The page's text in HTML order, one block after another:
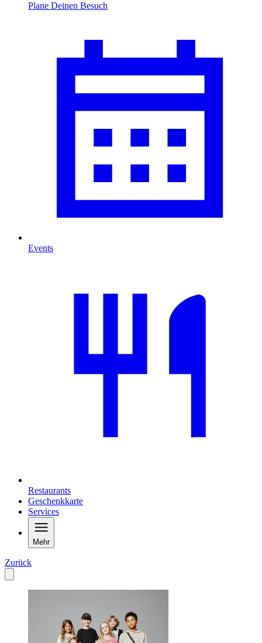
Plane Deinen Besuch
Events
Restaurants
Geschenkkarte
Services
Mehr
Zurück